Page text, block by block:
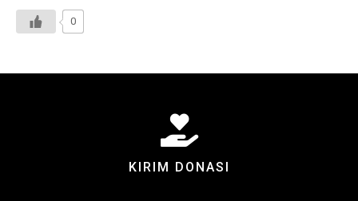
0
KIRIM DONASI